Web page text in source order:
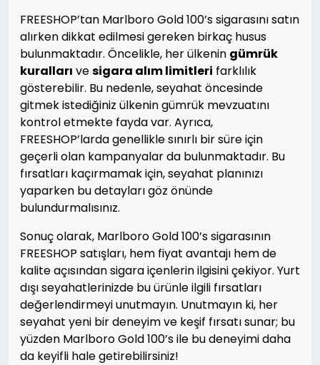
FREESHOP’tan Marlboro Gold 100’s sigarasını satın
alırken dikkat edilmesi gereken birkaç husus
bulunmaktadır. Öncelikle, her ülkenin gümrük
kuralları vesigara alım limitleri farklılık
gösterebilir. Bu nedenle, seyahat öncesinde
gitmek istediğiniz ülkenin gümrük mevzuatını
kontrol etmekte fayda var. Ayrıca,
FREESHOP’larda genellikle sınırlı bir süre için
geçerli olan kampanyalar da bulunmaktadır. Bu
fırsatları kaçırmamak için, seyahat planınızı
yaparken bu detayları göz önünde
bulundurmalısınız.
Sonuç olarak, Marlboro Gold 100’s sigarasının
FREESHOP satışları, hem fiyat avantajı hem de
kalite açısından sigara içenlerin ilgisini çekiyor. Yurt
dışı seyahatlerinizde bu ürünle ilgili fırsatları
değerlendirmeyi unutmayın. Unutmayın ki, her
seyahat yeni bir deneyim ve keşif fırsatı sunar; bu
yüzden Marlboro Gold 100’s ile bu deneyimi daha
da keyifli hale getirebilirsiniz!